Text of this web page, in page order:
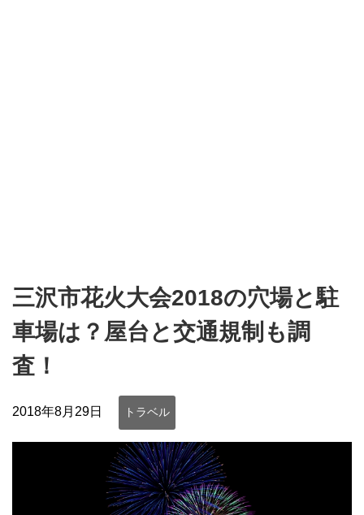
三沢市花火大会2018の穴場と駐
車場は？屋台と交通規制も調
査！
2018年8月29日 トラベル